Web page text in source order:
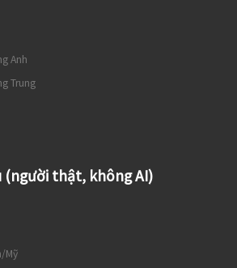
Anh
Trung
(người thật, không AI)
Mỹ